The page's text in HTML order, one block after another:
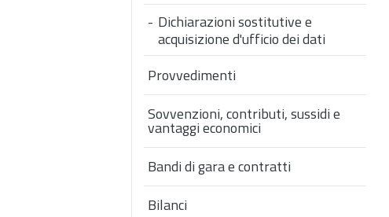
Dichiarazioni sostitutive e
acquisizione d'ufficio dei dati
Provvedimenti
Sovvenzioni, contributi, sussidi e
vantaggi economici
Bandi di gara e contratti
Bilanci